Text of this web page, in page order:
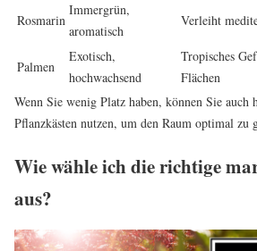
Rosmarin
Immergrün,
aromatisch
Verleiht
Palmen
Exotisch,
hochwachsend
Tropisches
Flächen
Wenn Sie wenig Platz haben, können Sie auch
Pflanzkästen nutzen, um den Raum optimal zu
Wie wähle ich die richtige
aus?